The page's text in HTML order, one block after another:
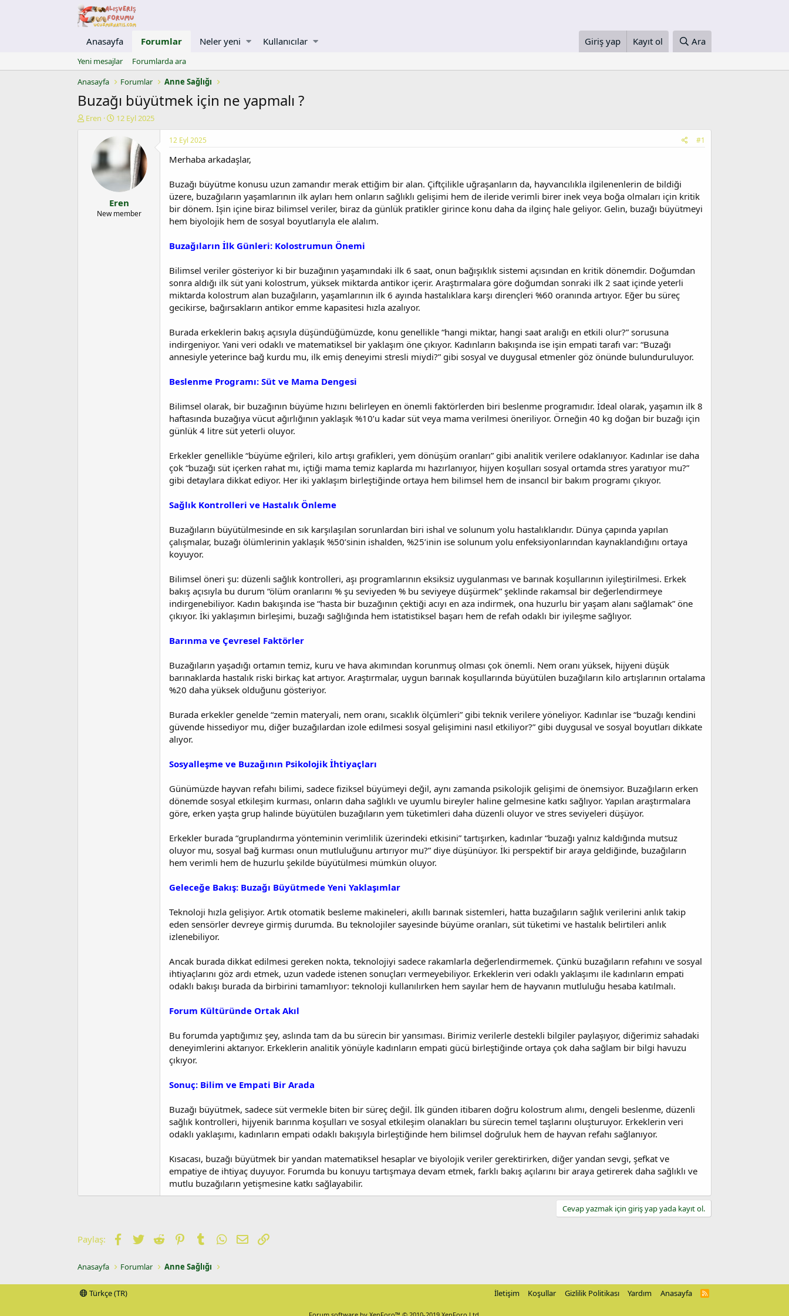
Anasayfa Forumlar Neler yeni Kullanıcılar Giriş yap Kayıt ol Ara
Yeni mesajlar
Forumlarda ara
Anasayfa
Forumlar Anne Sağlığı
Buzağı büyütmek için ne yapmalı ?
K
Eren
B
n
ı
ç
t
12 Eyl 2025
Eren
New member
12 Eyl 2025 #1
Merhaba arkadaşlar,
Buzağı büyütme konusu uzun zamandır merak ettiğim bir alan. Çiftçilikle uğraşanların da, hayvancılıkla ilgilenenlerin de bildiği
üzere, buzağıların yaşamlarının ilk ayları hem onların sağlıklı gelişimi hem de ileride verimli birer inek veya boğa olmaları için kritik
bir dönem. İşin içine biraz bilimsel veriler, biraz da günlük pratikler girince konu daha da ilginç hale geliyor. Gelin, buzağı büyütmeyi
hem biyolojik hem de sosyal boyutlarıyla ele alalım.
Buzağıların İlk Günleri: Kolostrumun Önemi
Bilimsel veriler gösteriyor ki bir buzağının yaşamındaki ilk 6 saat, onun bağışıklık sistemi açısından en kritik dönemdir. Doğumdan
sonra aldığı ilk süt yani kolostrum, yüksek miktarda antikor içerir. Araştırmalara göre doğumdan sonraki ilk 2 saat içinde yeterli
miktarda kolostrum alan buzağıların, yaşamlarının ilk 6 ayında hastalıklara karşı dirençleri %60 oranında artıyor. Eğer bu süreç
gecikirse, bağırsakların antikor emme kapasitesi hızla azalıyor.
Burada erkeklerin bakış açısıyla düşündüğümüzde, konu genellikle “hangi miktar, hangi saat aralığı en etkili olur?” sorusuna
indirgeniyor. Yani veri odaklı ve matematiksel bir yaklaşım öne çıkıyor. Kadınların bakışında ise işin empati tarafı var: “Buzağı
annesiyle yeterince bağ kurdu mu, ilk emiş deneyimi stresli miydi?” gibi sosyal ve duygusal etmenler göz önünde bulunduruluyor.
Beslenme Programı: Süt ve Mama Dengesi
Bilimsel olarak, bir buzağının büyüme hızını belirleyen en önemli faktörlerden biri beslenme programıdır. İdeal olarak, yaşamın ilk 8
haftasında buzağıya vücut ağırlığının yaklaşık %10’u kadar süt veya mama verilmesi öneriliyor. Örneğin 40 kg doğan bir buzağı için
günlük 4 litre süt yeterli oluyor.
Erkekler genellikle “büyüme eğrileri, kilo artışı grafikleri, yem dönüşüm oranları” gibi analitik verilere odaklanıyor. Kadınlar ise daha
çok “buzağı süt içerken rahat mı, içtiği mama temiz kaplarda mı hazırlanıyor, hijyen koşulları sosyal ortamda stres yaratıyor mu?”
gibi detaylara dikkat ediyor. Her iki yaklaşım birleştiğinde ortaya hem bilimsel hem de insancıl bir bakım programı çıkıyor.
Sağlık Kontrolleri ve Hastalık Önleme
Buzağıların büyütülmesinde en sık karşılaşılan sorunlardan biri ishal ve solunum yolu hastalıklarıdır. Dünya çapında yapılan
çalışmalar, buzağı ölümlerinin yaklaşık %50’sinin ishalden, %25’inin ise solunum yolu enfeksiyonlarından kaynaklandığını ortaya
koyuyor.
Bilimsel öneri şu: düzenli sağlık kontrolleri, aşı programlarının eksiksiz uygulanması ve barınak koşullarının iyileştirilmesi. Erkek
bakış açısıyla bu durum “ölüm oranlarını % şu seviyeden % bu seviyeye düşürmek” şeklinde rakamsal bir değerlendirmeye
indirgenebiliyor. Kadın bakışında ise “hasta bir buzağının çektiği acıyı en aza indirmek, ona huzurlu bir yaşam alanı sağlamak” öne
çıkıyor. İki yaklaşımın birleşimi, buzağı sağlığında hem istatistiksel başarı hem de refah odaklı bir iyileşme sağlıyor.
Barınma ve Çevresel Faktörler
Buzağıların yaşadığı ortamın temiz, kuru ve hava akımından korunmuş olması çok önemli. Nem oranı yüksek, hijyeni düşük
barınaklarda hastalık riski birkaç kat artıyor. Araştırmalar, uygun barınak koşullarında büyütülen buzağıların kilo artışlarının ortalama
%20 daha yüksek olduğunu gösteriyor.
Burada erkekler genelde “zemin materyali, nem oranı, sıcaklık ölçümleri” gibi teknik verilere yöneliyor. Kadınlar ise “buzağı kendini
güvende hissediyor mu, diğer buzağılardan izole edilmesi sosyal gelişimini nasıl etkiliyor?” gibi duygusal ve sosyal boyutları dikkate
alıyor.
Sosyalleşme ve Buzağının Psikolojik İhtiyaçları
Günümüzde hayvan refahı bilimi, sadece fiziksel büyümeyi değil, aynı zamanda psikolojik gelişimi de önemsiyor. Buzağıların erken
dönemde sosyal etkileşim kurması, onların daha sağlıklı ve uyumlu bireyler haline gelmesine katkı sağlıyor. Yapılan araştırmalara
göre, erken yaşta grup halinde büyütülen buzağıların yem tüketimleri daha düzenli oluyor ve stres seviyeleri düşüyor.
Erkekler burada “gruplandırma yönteminin verimlilik üzerindeki etkisini” tartışırken, kadınlar “buzağı yalnız kaldığında mutsuz
oluyor mu, sosyal bağ kurması onun mutluluğunu artırıyor mu?” diye düşünüyor. İki perspektif bir araya geldiğinde, buzağıların
hem verimli hem de huzurlu şekilde büyütülmesi mümkün oluyor.
Geleceğe Bakış: Buzağı Büyütmede Yeni Yaklaşımlar
Teknoloji hızla gelişiyor. Artık otomatik besleme makineleri, akıllı barınak sistemleri, hatta buzağıların sağlık verilerini anlık takip
eden sensörler devreye girmiş durumda. Bu teknolojiler sayesinde büyüme oranları, süt tüketimi ve hastalık belirtileri anlık
izlenebiliyor.
Ancak burada dikkat edilmesi gereken nokta, teknolojiyi sadece rakamlarla değerlendirmemek. Çünkü buzağıların refahını ve sosyal
ihtiyaçlarını göz ardı etmek, uzun vadede istenen sonuçları vermeyebiliyor. Erkeklerin veri odaklı yaklaşımı ile kadınların empati
odaklı bakışı burada da birbirini tamamlıyor: teknoloji kullanılırken hem sayılar hem de hayvanın mutluluğu hesaba katılmalı.
Forum Kültüründe Ortak Akıl
Bu forumda yaptığımız şey, aslında tam da bu sürecin bir yansıması. Birimiz verilerle destekli bilgiler paylaşıyor, diğerimiz sahadaki
deneyimlerini aktarıyor. Erkeklerin analitik yönüyle kadınların empati gücü birleştiğinde ortaya çok daha sağlam bir bilgi havuzu
çıkıyor.
Sonuç: Bilim ve Empati Bir Arada
Buzağı büyütmek, sadece süt vermekle biten bir süreç değil. İlk günden itibaren doğru kolostrum alımı, dengeli beslenme, düzenli
sağlık kontrolleri, hijyenik barınma koşulları ve sosyal etkileşim olanakları bu sürecin temel taşlarını oluşturuyor. Erkeklerin veri
odaklı yaklaşımı, kadınların empati odaklı bakışıyla birleştiğinde hem bilimsel doğruluk hem de hayvan refahı sağlanıyor.
Kısacası, buzağı büyütmek bir yandan matematiksel hesaplar ve biyolojik veriler gerektirirken, diğer yandan sevgi, şefkat ve
empatiye de ihtiyaç duyuyor. Forumda bu konuyu tartışmaya devam etmek, farklı bakış açılarını bir araya getirerek daha sağlıklı ve
mutlu buzağıların yetişmesine katkı sağlayabilir.
Cevap yazmak için giriş yap yada kayıt ol.
Paylaş: Facebook
TwitterReddit PinterestTumblrWhatsApp
E-postaLink
Anasayfa Forumlar Anne Sağlığı
Türkçe (TR) İletişim Koşullar Gizlilik Politikası Yardım Anasayfa
R